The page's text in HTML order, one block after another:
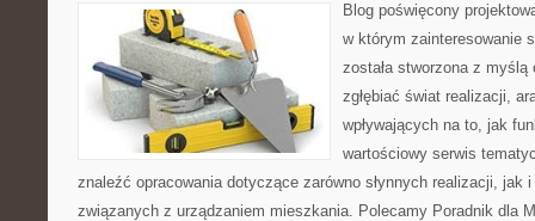
Blog poświęcony
w którym zainteresowanie
została stworzona z
zgłębiać świat realizacji,
wpływających na to, jak
wartościowy serwis
znaleźć opracowania dotyczące zarówno słynnych realizacji, jak
związanych z urządzaniem mieszkania. Polecamy Poradnik dla